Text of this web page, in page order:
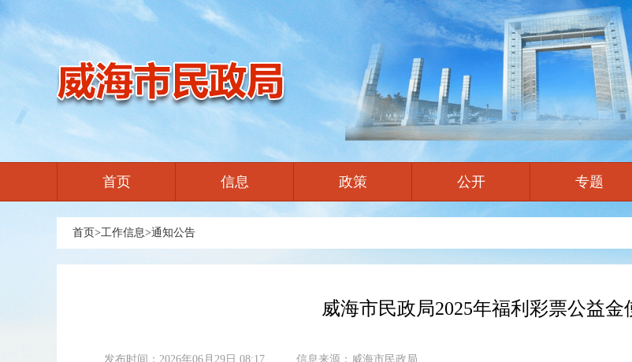
首页 信息 政策 公开 专题
首页>工作信息>通知公告
威海市民政局2025年福利彩票公益金
发布时间：2026年06月29日 08:17 信息来源： 威海市民政局